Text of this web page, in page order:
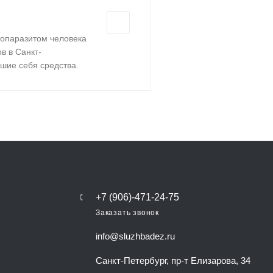
человека
в Санкт-
себя средства.
+7 (906)-471-24-75
Заказать звонок
info@sluzhbadez.ru
Санкт-Петербург, пр-т Елизарова, 34